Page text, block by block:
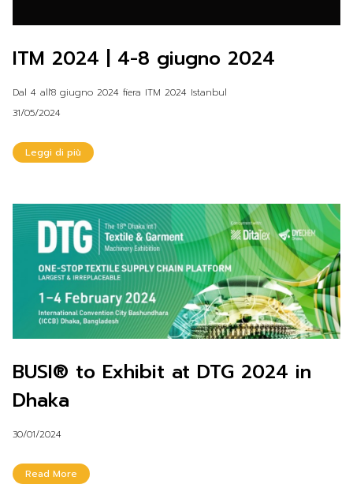
ITM 2024 | 4-8 giugno 2024
Dal 4 all'8 giugno 2024 fiera ITM 2024 Istanbul
31/05/2024
Leggi di più
BUSI® to Exhibit at DTG 2024 in
Dhaka
30/01/2024
Read More